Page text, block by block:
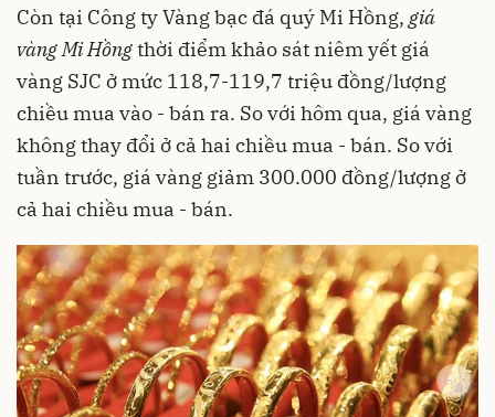
Còn tại Công ty Vàng bạc đá quý Mi Hồng, giá
vàng Mi Hồngthời điểm khảo sát niêm yết giá
vàng SJC ở mức 118,7-119,7 triệu đồng/lượng
chiều mua vào - bán ra. So với hôm qua, giá vàng
không thay đổi ở cả hai chiều mua - bán. So với
tuần trước, giá vàng giảm 300.000 đồng/lượng ở
cả hai chiều mua - bán.